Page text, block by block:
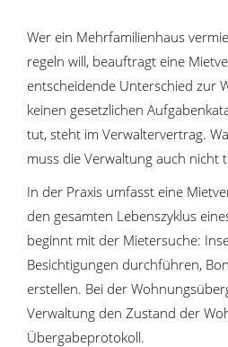
Wer ein Mehrfamilienhaus
regeln will, beauftragt eine
entscheidende Unterschied zur
keinen gesetzlichen
tut, steht im Verwaltervertrag.
muss die Verwaltung auch nicht
In der Praxis umfasst eine
den gesamten Lebenszyklus
beginnt mit der Mietersuche:
Besichtigungen durchführen,
erstellen. Bei der
Verwaltung den Zustand der
Übergabeprotokoll.